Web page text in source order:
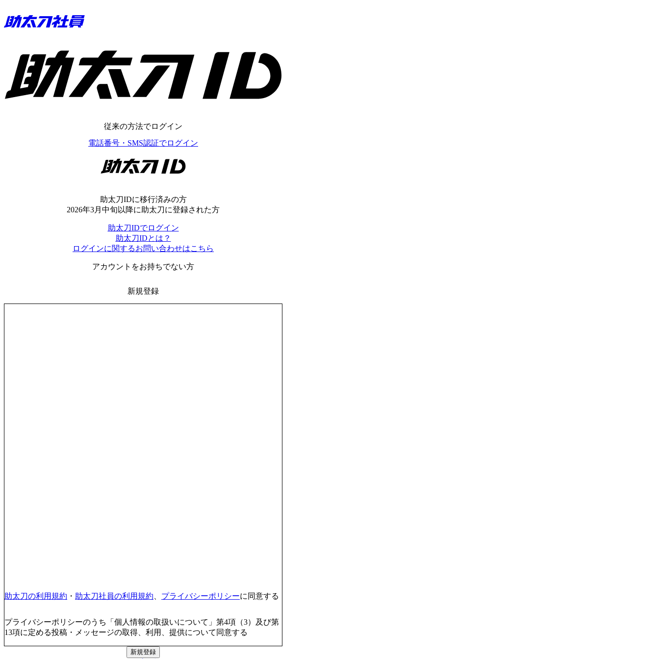
助太刀ID
従来の方法でログイン
電話番号・SMS認証でログイン
助太刀ID
助太刀IDに移行済みの方
2026年3月中旬以降に助太刀に登録された方
助太刀IDでログイン
助太刀IDとは？
ログインに関するお問い合わせはこちら
アカウントをお持ちでない方
新規登録
助太刀の利用規約 ・ 助太刀社員の利用規約 プライバシーポリシーに同意する
プライバシーポリシーのうち「個人情報の取扱いについて」第4項（3）及び第
13項に定める投稿・メッセージの取得、利用、提供について同意する
新規登録